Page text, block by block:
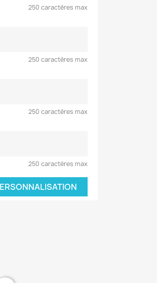
250 caractères max
250 caractères max
250 caractères max
250 caractères max